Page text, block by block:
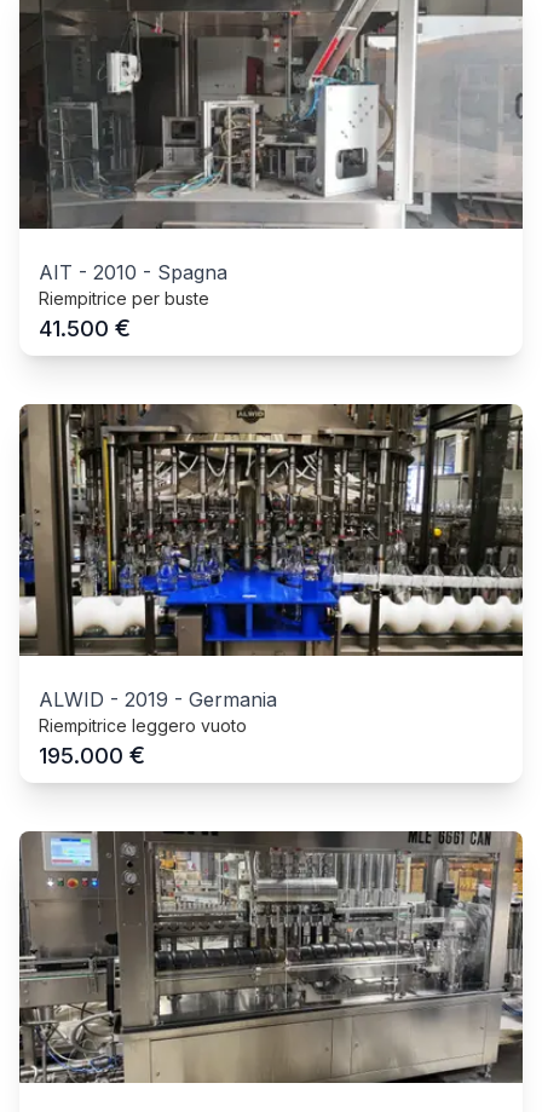
AIT - 2010 - Spagna
Riempitrice per buste
41.500 €
ALWID - 2019 - Germania
Riempitrice leggero vuoto
195.000 €